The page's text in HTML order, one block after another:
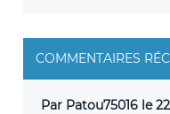
COMMENTAIRES
Par Patou75016 le